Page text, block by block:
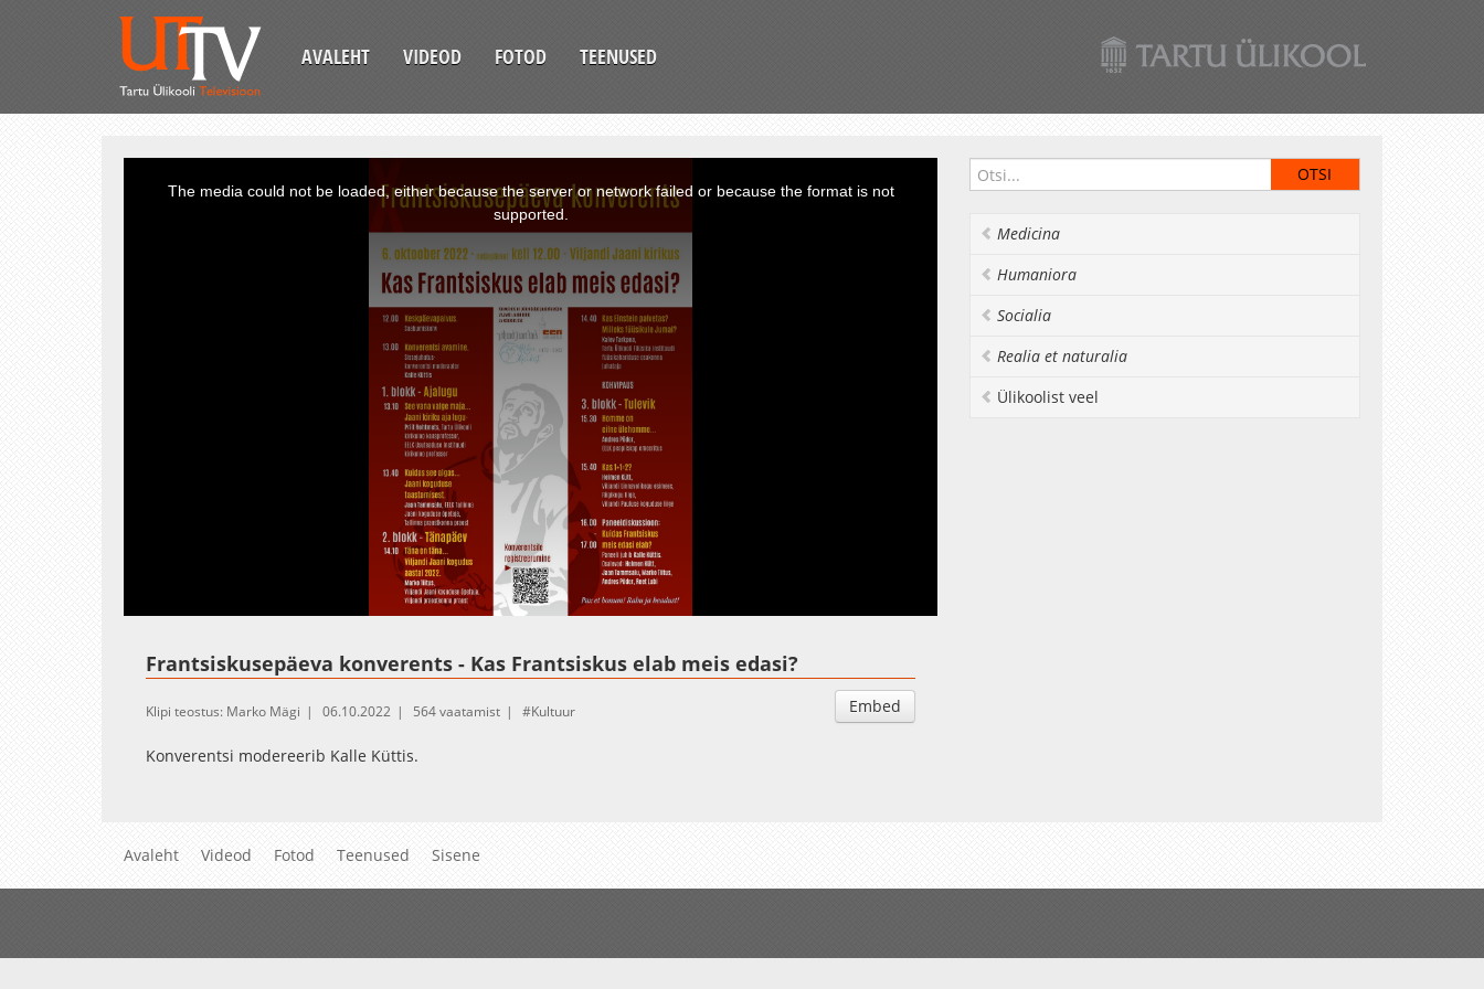
AVALEHT VIDEOD FOTOD TEENUSED
The media could not be loaded, either because the server or network failed or because the format is not
supported.
Frantsiskusepäeva konverents - Kas Frantsiskus elab meis edasi?
Embed
Klipi teostus: Marko Mägi 06.10.2022 564 vaatamist Kultuur
Konverentsi modereerib Kalle Küttis.
Medicina
Humaniora
Socialia
Realia et naturalia
Ülikoolist veel
Avaleht Videod Fotod Teenused Sisene